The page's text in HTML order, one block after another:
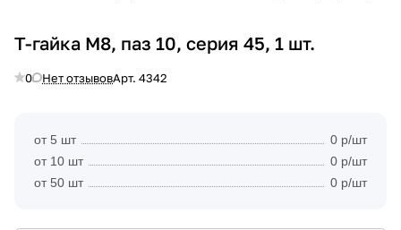
Т-гайка М8, паз 10, серия 45, 1 шт.
0 Нет отзывовАрт. 4342
от 5 шт
0 р/шт
от 10 шт
0 р/шт
от 50 шт
0 р/шт